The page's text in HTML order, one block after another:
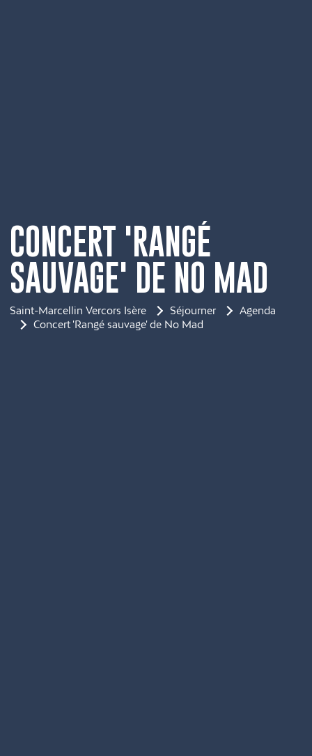
CONCERT 'RANGÉ
SAUVAGE' DE NO MAD
Saint-Marcellin Vercors Isère Séjourner
Agenda
Concert 'Rangé sauvage' de No Mad